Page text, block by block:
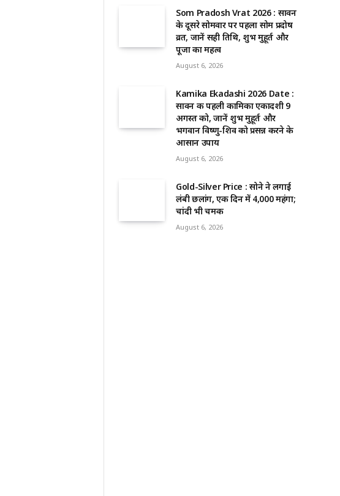
Som Pradosh Vrat 2026 : सावन
के दूसरे सोमवार पर पहला सोम प्रदोष
व्रत, जानें सही तिथि, शुभ मुहूर्त और
पूजा का महत्व
August 6, 2026
Kamika Ekadashi 2026 Date :
सावन की पहली कामिका एकादशी 9
अगस्त को, जानें शुभ मुहूर्त और
भगवान विष्णु-शिव को प्रसन्न करने के
आसान उपाय
August 6, 2026
Gold-Silver Price : सोने ने लगाई
लंबी छलांग, एक दिन में ₹4,000 महंगा;
चांदी भी चमकी
August 6, 2026